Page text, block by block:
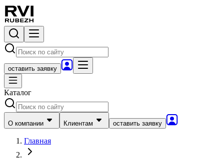
оставить заявку
Каталог
О компании Клиентам оставить заявку
Главная